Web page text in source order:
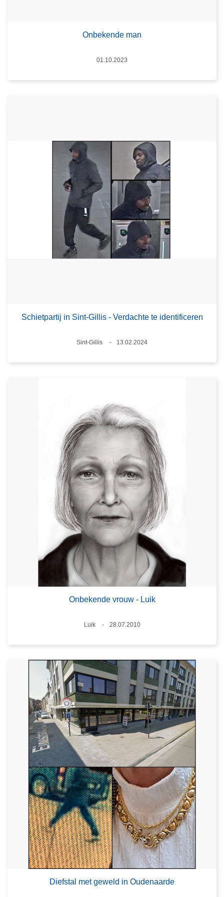
Onbekende man
Datum
01.10.2023
Schietpartij in Sint-Gillis - Verdachte te identificeren
Plaats
Sint-Gillis
13.02.2024
Onbekende vrouw - Luik
Plaats
Luik
28.07.2010
Diefstal met geweld in Oudenaarde